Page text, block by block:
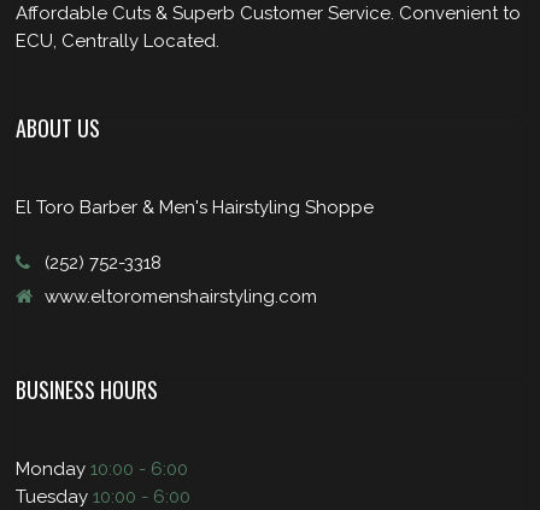
Affordable Cuts & Superb Customer Service. Convenient to
ECU, Centrally Located.
ABOUT US
El Toro Barber & Men's Hairstyling Shoppe
(252) 752-3318
www.eltoromenshairstyling.com
BUSINESS HOURS
Monday10:00 - 6:00
Tuesday10:00 - 6:00